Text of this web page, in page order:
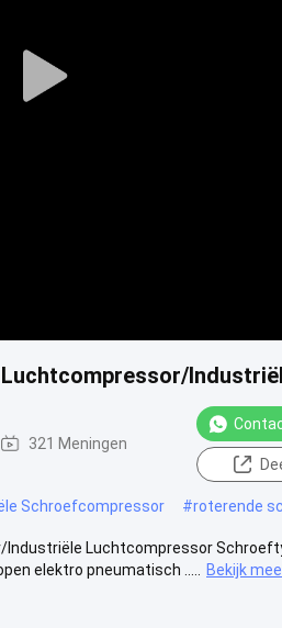
Play
321 Meningen
Schroefcompressor #roterende
Luchtcompressor
elektro pneumatisch .....
Bekijk